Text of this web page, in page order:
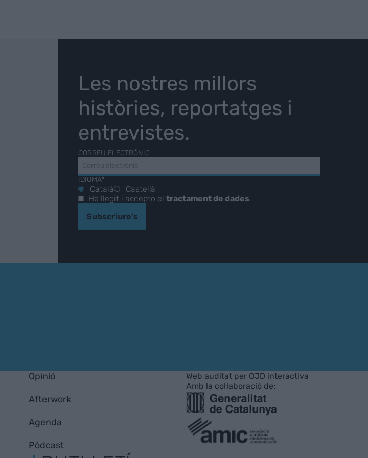
Les nostres millors
històries, reportatges i
entrevistes.
CORREU ELECTRÒNIC
IDIOMA*
Català
Castellà
He llegit i accepto el tractament de dades.
Subscriure's
Opinió
Afterwork
Agenda
Pòdcast
Web auditat per OJD interactiva
Amb la col·laboració de: